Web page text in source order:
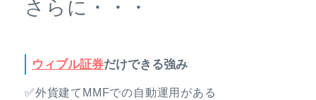
さらに・・・
ウィブル証券だけできる強み
✅外貨建てMMFでの自動運用がある